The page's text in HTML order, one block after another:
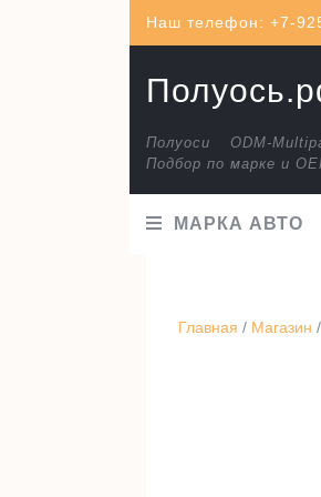
Наш телефон: +7-
Полуоси ODM-
Подбор по марке и
МАРКА АВТО
Главная / Магазин /